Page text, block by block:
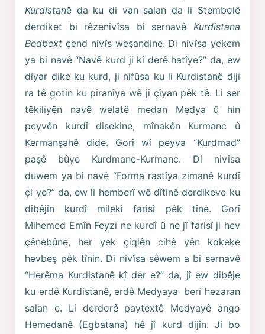
Kurdistanê da ku di van salan da li Stembolê
derdiket bi rêzenivîsa bi sernavê Kurdistana
Bedbext çend nivîs weşandine. Di nivîsa yekem
ya bi navê “Navê kurd ji kî derê hatîye?” da, ew
dîyar dike ku kurd, ji nifûsa ku li Kurdistanê dijî
ra tê gotin ku piranîya wê ji çîyan pêk tê. Li ser
têkilîyên navê welatê medan Medya û hin
peyvên kurdî disekine, mînakên Kurmanc û
Kermanşahê dide. Gorî wî peyva “Kurdmad”
paşê bûye Kurdmanc-Kurmanc. Di nivîsa
duwem ya bi navê “Forma rastîya zimanê kurdî
çi ye?” da, ew li hemberî wê dîtinê derdikeve ku
dibêjin kurdî milekî farisî pêk tîne. Gorî
Mihemed Emîn Feyzî ne kurdî û ne jî farisî ji hev
çênebûne, her yek çiqlên cihê yên kokeke
hevbeş pêk tînin. Di nivîsa sêwem a bi sernavê
“Herêma Kurdistanê kî der e?” da, jî ew dibêje
ku erdê Kurdistanê, erdê Medyaya berî hezaran
salan e. Li derdorê paytextê Medyayê ango
Hemedanê (Egbatana) hê jî kurd dijîn. Ji bo